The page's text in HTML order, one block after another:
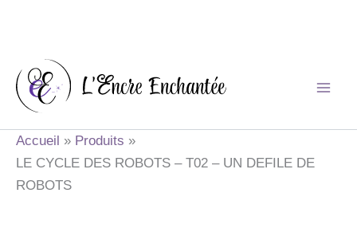
contenu
Accueil
Produits
LE CYCLE DES ROBOTS – T02 – UN DEFILE DE
ROBOTS